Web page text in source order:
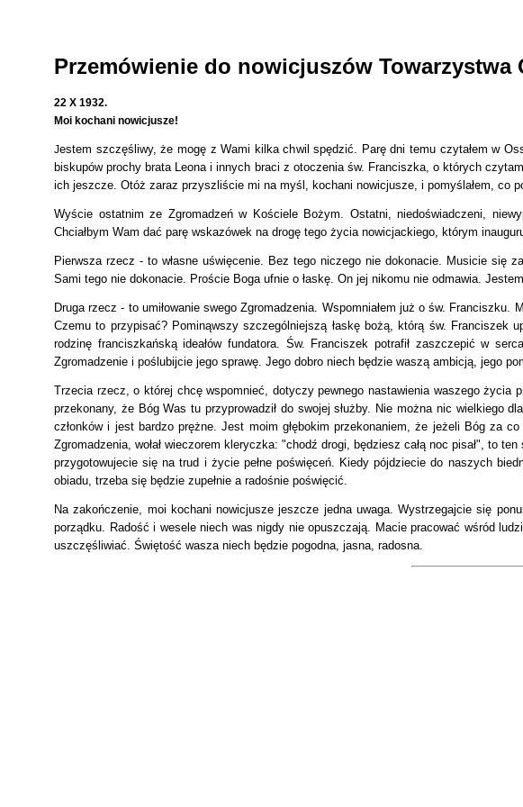
Przemówienie do nowicjuszów
22 X 1932.
Moi kochani nowicjusze!
Jestem szczęśliwy, że mogę z Wami kilka chwil spędzić. Parę dni temu czytałem w
biskupów prochy brata Leona i innych braci z otoczenia św. Franciszka, o których
ich jeszcze. Otóż zaraz przyszliście mi na myśl, kochani nowicjusze, i pomyślałem, co
Wyście ostatnim ze Zgromadzeń w Kościele Bożym. Ostatni, niedoświadczeni,
Chciałbym Wam dać parę wskazówek na drogę tego życia nowicjackiego, którym
Pierwsza rzecz - to własne uświęcenie. Bez tego niczego nie dokonacie. Musicie
Sami tego nie dokonacie. Proście Boga ufnie o łaskę. On jej nikomu nie odmawia.
Druga rzecz - to umiłowanie swego Zgromadzenia. Wspomniałem już o św.
Czemu to przypisać? Pominąwszy szczególniejszą łaskę bożą, którą św. Franciszek
rodzinę franciszkańską ideałów fundatora. Św. Franciszek potrafił zaszczepić w
Zgromadzenie i poślubijcie jego sprawę. Jego dobro niech będzie waszą ambicją, jego
Trzecia rzecz, o której chcę wspomnieć, dotyczy pewnego nastawienia waszego
przekonany, że Bóg Was tu przyprowadził do swojej służby. Nie można nic wielkiego
członków i jest bardzo prężne. Jest moim głębokim przekonaniem, że jeżeli Bóg za
Zgromadzenia, wołał wieczorem kleryczka: "chodź drogi, będziesz całą noc pisał", to
przygotowujecie się na trud i życie pełne poświęceń. Kiedy pójdziecie do naszych
obiadu, trzeba się będzie zupełnie a radośnie poświęcić.
Na zakończenie, moi kochani nowicjusze jeszcze jedna uwaga. Wystrzegajcie się
porządku. Radość i wesele niech was nigdy nie opuszczają. Macie pracować wśród
uszczęśliwiać. Świętość wasza niech będzie pogodna, jasna, radosna.